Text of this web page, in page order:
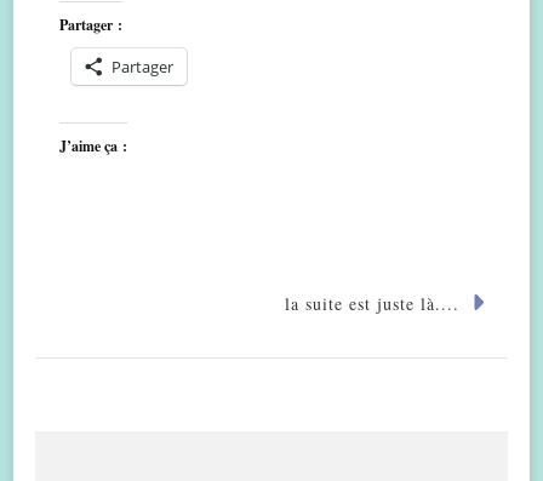
Partager :
Partager
J’aime ça :
la suite est juste là....